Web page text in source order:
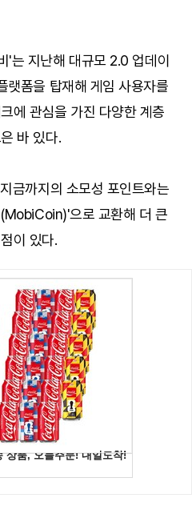
'는 지난해 대규모 2.0 업데이
랫폼을 탑재해 게임 사용자를
에 관심을 가진 다양한 계층
바 있다.
금까지의 소모성 포인트와는
으로 교환해 더 큰
이 있다.